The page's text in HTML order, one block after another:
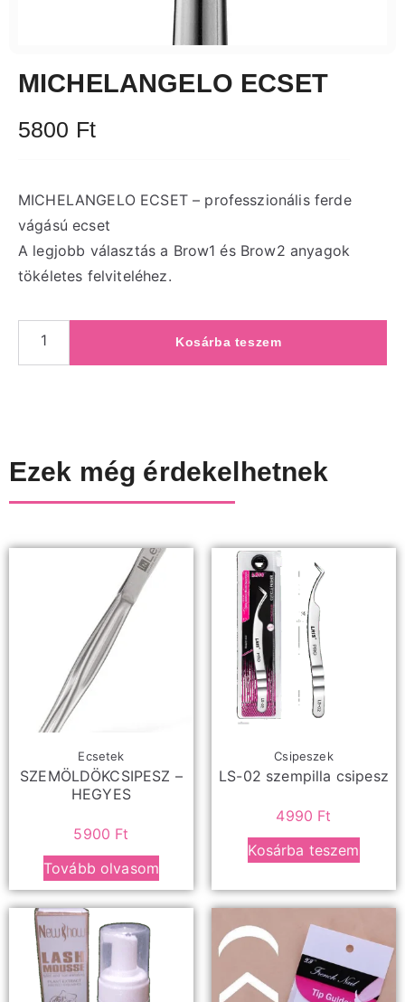
MICHELANGELO ECSET
5800 Ft
MICHELANGELO ECSET – professzionális ferde
vágású ecset
A legjobb választás a Brow1 és Brow2 anyagok
tökéletes felviteléhez.
Kosárba teszem
Ezek még érdekelhetnek
Ecsetek
SZEMÖLDÖKCSIPESZ –
HEGYES
5900 Ft
Tovább olvasom
Csipeszek
LS-02 szempilla csipesz
4990 Ft
Kosárba teszem